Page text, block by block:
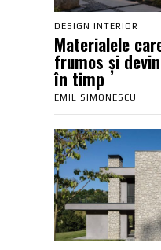
DESIGN INTERIOR
Materialele
frumos și
în timp
EMIL SIMONESCU